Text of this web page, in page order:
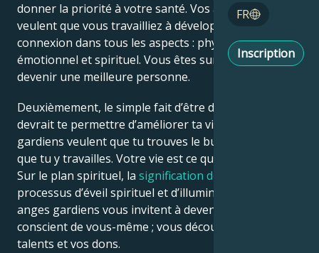
Sagittaire
FR
English
Inscription
donner la priorité à votre santé. Vos anges gardiens
veulent que vous travailliez à développer votre
connexion dans tous les aspects : physique,
émotionnel et spirituel. Vous êtes sur la planète pour
devenir une meilleure personne.
Deuxièmement, le simple fait d’être dans ce pays
devrait te permettre d’améliorer ta vie. Tes anges
gardiens veulent que tu trouves le but de ta vie et
que tu y travailles. Votre vie est ce que vous en faites.
Sur le plan spirituel, la signification de 0707
processus d’éveil spirituel et d’illumination. Vos
anges gardiens vous invitent à devenir plus
conscient de vous-même ; vous découvrirez vos
talents et vos dons.